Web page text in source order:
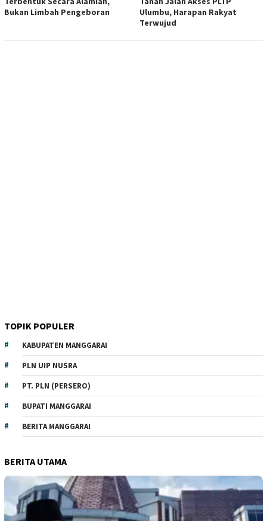
Bukan Limbah Pengeboran
Ulumbu, Harapan Rakyat
Terwujud
TOPIK POPULER
KABUPATEN MANGGARAI
PLN UIP NUSRA
PT. PLN (PERSERO)
BUPATI MANGGARAI
BERITA MANGGARAI
BERITA UTAMA